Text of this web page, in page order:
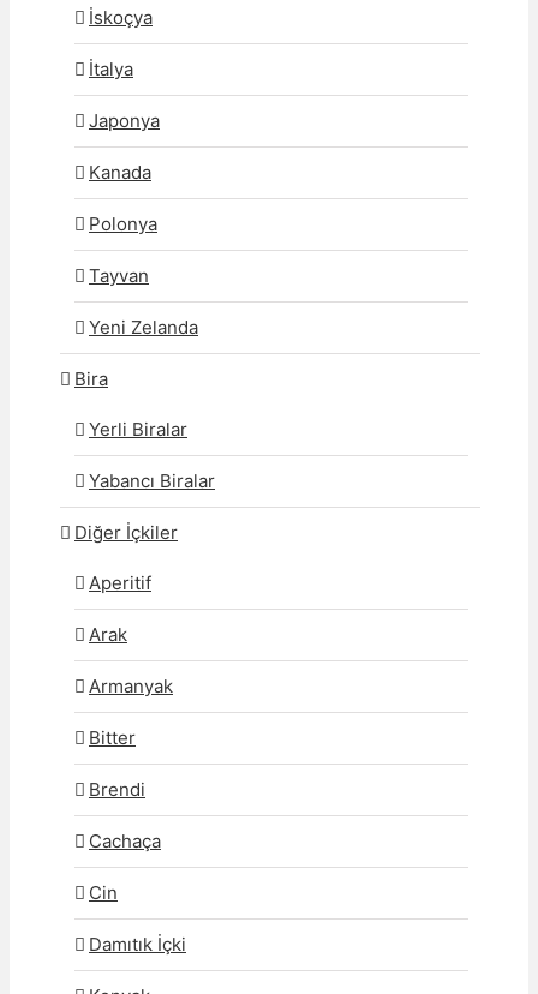
İskoçya
İtalya
Japonya
Kanada
Polonya
Tayvan
Yeni Zelanda
Bira
Yerli Biralar
Yabancı Biralar
Diğer İçkiler
Aperitif
Arak
Armanyak
Bitter
Brendi
Cachaça
Cin
Damıtık İçki